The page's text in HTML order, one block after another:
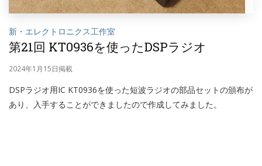
新・エレクトロニクス工作室
第21回 KT0936を使ったDSPラジオ
2024年1月15日掲載
DSPラジオ用IC KT0936を使った短波ラジオの部品セットの頒布が
あり、入手することができましたので作成してみました。